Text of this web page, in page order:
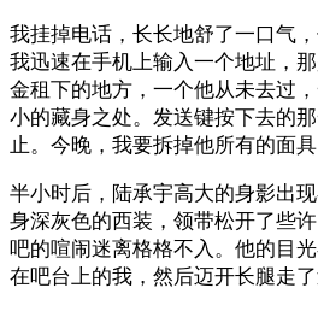
我挂掉电话，长长地舒了一口气
我迅速在手机上输入一个地址，
金租下的地方，一个他从未去过
小的藏身之处。发送键按下去的
止。今晚，我要拆掉他所有的面具
半小时后，陆承宇高大的身影出
身深灰色的西装，领带松开了些
吧的喧闹迷离格格不入。他的目
在吧台上的我，然后迈开长腿走了